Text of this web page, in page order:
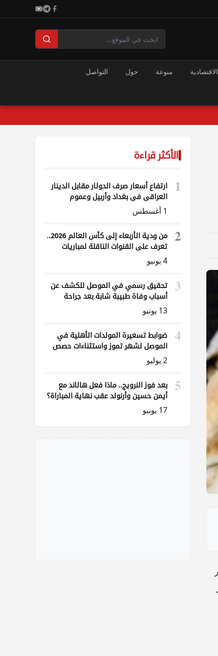
منوعة حول التواصل
الأكثر قراءة
1
ارتفاع أسعار صرف الدولار مقابل الدينار
العراقي في بغداد وأربيل وعموم
المحافظات
1 أغسطس
2
من ودية الأربعاء إلى كأس العالم 2026..
تعرف على القنوات الناقلة لمباريات
العراق
4 يونيو
3
تحقيق رسمي في الموصل للكشف عن
أسباب وفاة طبيبة شابة بعد جراحة
ناظورية
13 يونيو
4
ضوابط تسعيرة المولدات الأهلية في
الموصل لشهر تموز واستثناءات حصص
الوقود
2 يوليو
5
بعد فوز النرويج.. ماذا فعل هالاند مع
أيمن حسين وأرنولد عقب نهاية المباراة؟
17 يونيو